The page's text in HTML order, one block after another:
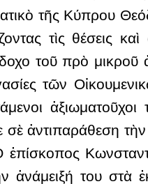
τῆς Κύπρου
τὶς θέσεις καὶ
τοῦ πρὸ μικροῦ
τῶν
ἀξιωματοῦχοι
ἀντιπαράθεση τὴν
ἐπίσκοπος
του στὰ